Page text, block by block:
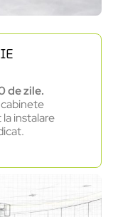
de zile.
instalare